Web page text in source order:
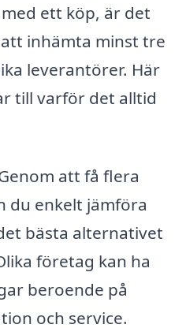
ett köp, är det
inhämta minst tre
leverantörer. Här
till varför det alltid
att få flera
du enkelt jämföra
bästa alternativet
företag kan ha
beroende på
och service.